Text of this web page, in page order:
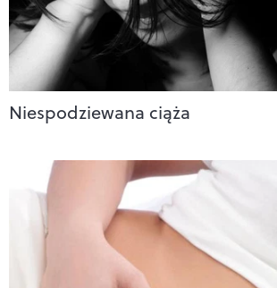
Niespodziewana ciąża